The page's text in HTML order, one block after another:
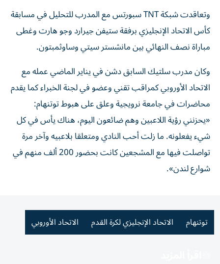
وتعاقدت شبكة TNT سبورتس مع المدرب للتحليل في مسابقة
كأس الاتحاد الإنجليزي برفقة ستيفن جيرارد وجو هارت وغطى
مباراة نصف النهائي بين مانشستر سيتي وساوثمبتون.
وكان مدرب سلتيك السابق دشن في يناير الماضي عمله مع
الاتحاد الأوروبي كمراقب تقني وعضو في لجنة الخبراء كما يقدم
محاضرات في جامعة نرويجية وعلق على هبوط توتنهام:
«يحزنني رؤية اللاعبين وهم ضائعون اليوم، هناك يأس في كل
شيء يفعلونه. ما زلت أحب النادي ومتعلقا بلاعبيه وآخر مرة
تواصلت فيها مع المشجعين كانت بحضور 200 ألف منهم في
شوارع لندن».
توتنهام الاتحاد الإنجليزي لكرة القدم الاتحاد الأوروبي